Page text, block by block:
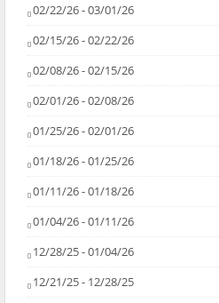
02/22/26 - 03/01/26
02/15/26 - 02/22/26
02/08/26 - 02/15/26
02/01/26 - 02/08/26
01/25/26 - 02/01/26
01/18/26 - 01/25/26
01/11/26 - 01/18/26
01/04/26 - 01/11/26
12/28/25 - 01/04/26
12/21/25 - 12/28/25